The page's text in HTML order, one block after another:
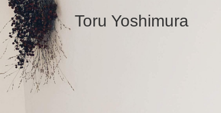
Toru Yoshimura